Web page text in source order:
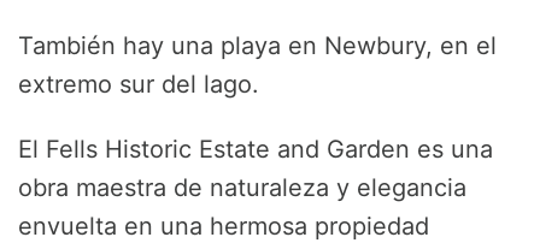
También hay una playa en Newbury, en el
extremo sur del lago.
El Fells Historic Estate and Garden es una
obra maestra de naturaleza y elegancia
envuelta en una hermosa propiedad